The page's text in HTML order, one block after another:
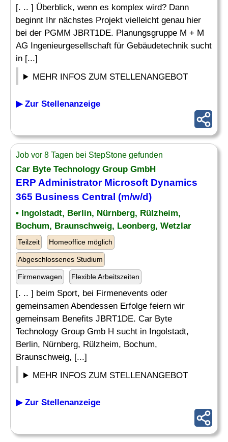
[. .. ] Überblick, wenn es komplex wird? Dann
beginnt Ihr nächstes Projekt vielleicht genau hier
bei der PGMM JBRT1DE. Planungsgruppe M + M
AG Ingenieurgesellschaft für Gebäudetechnik sucht
in [...]
MEHR INFOS ZUM STELLENANGEBOT
▶ Zur Stellenanzeige
Job vor 8 Tagen bei StepStone gefunden
Car Byte Technology Group GmbH
ERP AdministratorMicrosoft Dynamics
365 Business Central (m/w/d)
• Ingolstadt, Berlin, Nürnberg, Rülzheim,
Bochum, Braunschweig, Leonberg, Wetzlar
Teilzeit Homeoffice möglich
Abgeschlossenes Studium
Firmenwagen Flexible Arbeitszeiten
[. .. ] beim Sport, bei Firmenevents oder
gemeinsamen Abendessen Erfolge feiern wir
gemeinsam Benefits JBRT1DE. Car Byte
Technology Group Gmb H sucht in Ingolstadt,
Berlin, Nürnberg, Rülzheim, Bochum,
Braunschweig, [...]
MEHR INFOS ZUM STELLENANGEBOT
▶ Zur Stellenanzeige